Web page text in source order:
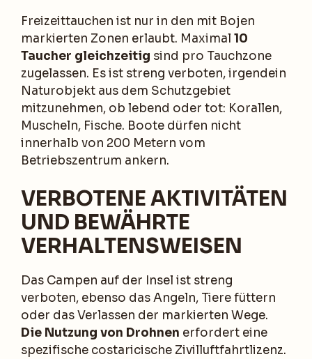
Freizeittauchen ist nur in den mit Bojen
markierten Zonen erlaubt. Maximal 10
Taucher gleichzeitig sind pro Tauchzone
zugelassen. Es ist streng verboten, irgendein
Naturobjekt aus dem Schutzgebiet
mitzunehmen, ob lebend oder tot: Korallen,
Muscheln, Fische. Boote dürfen nicht
innerhalb von 200 Metern vom
Betriebszentrum ankern.
VERBOTENE AKTIVITÄTEN
UND BEWÄHRTE
VERHALTENSWEISEN
Das Campen auf der Insel ist streng
verboten, ebenso das Angeln, Tiere füttern
oder das Verlassen der markierten Wege.
Die Nutzung von Drohnen erfordert eine
spezifische costaricische Zivilluftfahrtlizenz.